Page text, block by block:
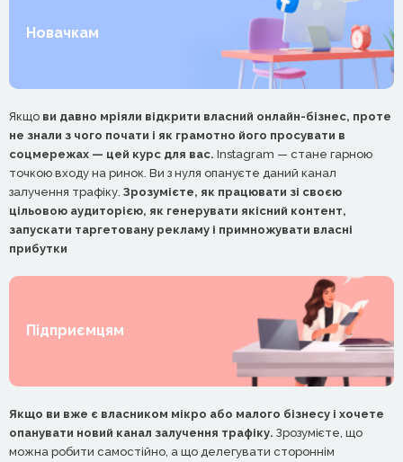
Новачкам
Якщо ви давно мріяли відкрити власний онлайн-бізнес, проте
не знали з чого почати і як грамотно його просувати в
соцмережах — цей курс для вас. Instagram — стане гарною
точкою входу на ринок. Ви з нуля опануєте даний канал
залучення трафіку. Зрозумієте, як працювати зі своєю
цільовою аудиторією, як генерувати якісний контент,
запускати таргетовану рекламу і примножувати власні
прибутки
Підприємцям
Якщо ви вже є власником мікро або малого бізнесу і хочете
опанувати новий канал залучення трафіку. Зрозумієте, що
можна робити самостійно, а що делегувати стороннім